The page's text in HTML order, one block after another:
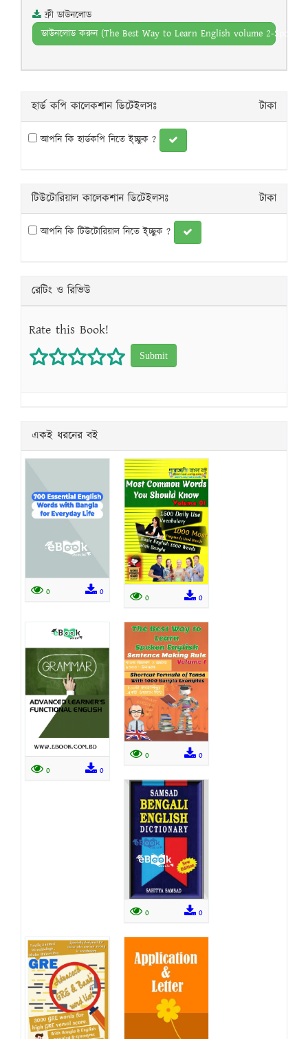
ফ্রী ডাউনলোড
ডাউনলোড করুন (The Best Way to Learn English volume 2-
হার্ড কপি কালেকশান ডিটেইলসঃ টাকা
আপনি কি হার্ডকপি নিতে ই্চ্ছুক ?
টিউটোরিয়াল কালেকশান ডিটেইলসঃ টাকা
আপনি কি টিউটোরিয়াল নিতে ই্চ্ছুক ?
রেটিং ও রিভিউ
Rate this Book!
5 stars
4 stars
3 stars
2 stars
1 star
একই ধরনের বই
0 0
0 0
0 0
0 0
0 0